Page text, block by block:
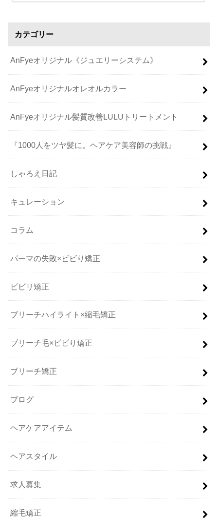
カテゴリー
AnFyeオリジナル《ジュエリーシステム》
AnFyeオリジナルオレオルカラー
AnFyeオリジナル髪質改善LULUトリートメント
『1000人をツヤ髪に。ヘアケア美容師の挑戦』
しゃろえ日記
キュレーション
コラム
パーマの失敗×ビビり矯正
ビビリ矯正
ブリーチハイライト×縮毛矯正
ブリーチ毛×ビビり矯正
ブリーチ矯正
ブログ
ヘアケアアイテム
ヘアスタイル
求人募集
縮毛矯正